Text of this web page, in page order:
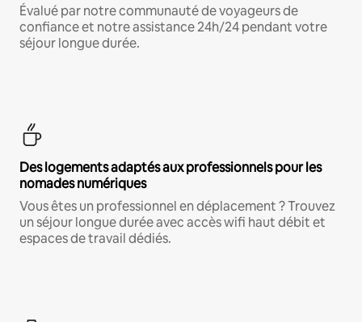
Évalué par notre communauté de voyageurs de
confiance et notre assistance 24h/24 pendant votre
séjour longue durée.
Des logements adaptés aux professionnels pour les
nomades numériques
Vous êtes un professionnel en déplacement ? Trouvez
un séjour longue durée avec accès wifi haut débit et
espaces de travail dédiés.